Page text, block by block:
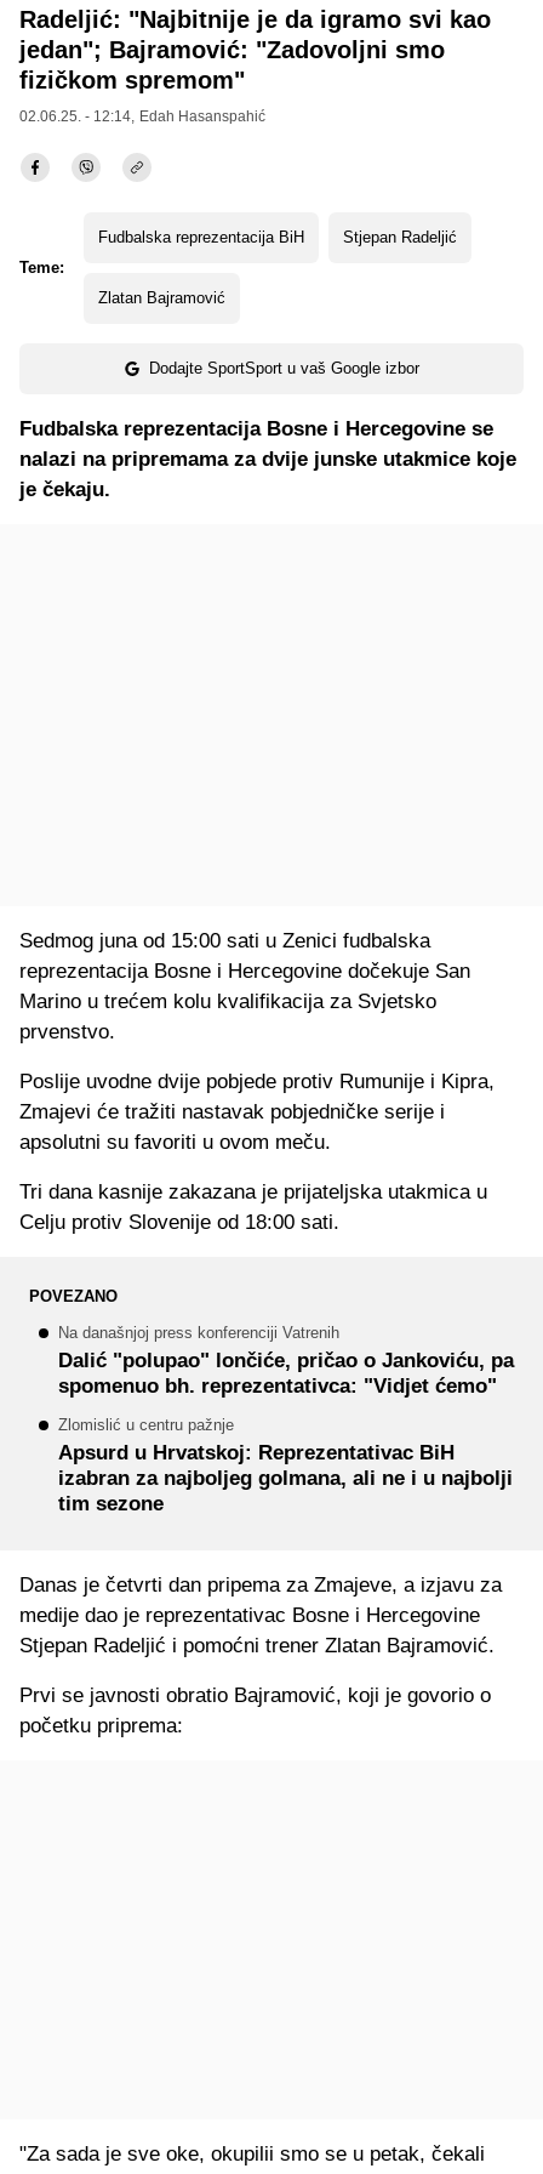
Radeljić: "Najbitnije je da igramo svi kao
jedan"; Bajramović: "Zadovoljni smo
fizičkom spremom"
02.06.25. - 12:14, Edah Hasanspahić
Teme:
Fudbalska reprezentacija BiH Stjepan Radeljić
Zlatan Bajramović
Dodajte SportSport u vaš Google izbor
Fudbalska reprezentacija Bosne i Hercegovine se
nalazi na pripremama za dvije junske utakmice koje
je čekaju.
Sedmog juna od 15:00 sati u Zenici fudbalska
reprezentacija Bosne i Hercegovine dočekuje San
Marino u trećem kolu kvalifikacija za Svjetsko
prvenstvo.
Poslije uvodne dvije pobjede protiv Rumunije i Kipra,
Zmajevi će tražiti nastavak pobjedničke serije i
apsolutni su favoriti u ovom meču.
Tri dana kasnije zakazana je prijateljska utakmica u
Celju protiv Slovenije od 18:00 sati.
POVEZANO
Na današnjoj press konferenciji Vatrenih
Dalić "polupao" lončiće, pričao o Jankoviću, pa
spomenuo bh. reprezentativca: "Vidjet ćemo"
Zlomislić u centru pažnje
Apsurd u Hrvatskoj: Reprezentativac BiH
izabran za najboljeg golmana, ali ne i u najbolji
tim sezone
Danas je četvrti dan pripema za Zmajeve, a izjavu za
medije dao je reprezentativac Bosne i Hercegovine
Stjepan Radeljić i pomoćni trener Zlatan Bajramović.
Prvi se javnosti obratio Bajramović, koji je govorio o
početku priprema:
"Za sada je sve oke, okupilii smo se u petak, čekali